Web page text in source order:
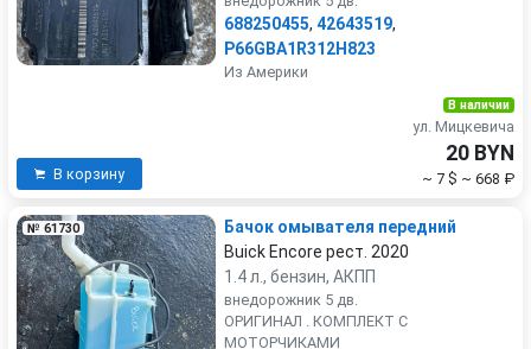
688250455, 42643519,
P66GBA1R312H823
Из Америки
В корзину
В наличии
ул. Мицкевича
20 BYN
~ 7 $ ~ 668 ₽
№ 61730
Бачок омывателя передний
Buick Encore рест. 2020
1.4 л., бензин, АКПП
внедорожник 5 дв.
ОРИГИНАЛ . КОМПЛЕКТ С
МОТОРЧИКАМИ